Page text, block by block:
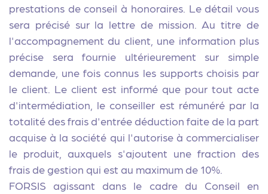
prestations de conseil à honoraires. Le détail vous
sera précisé sur la lettre de mission. Au titre de
l'accompagnement du client, une information plus
précise sera fournie ultérieurement sur simple
demande, une fois connus les supports choisis par
le client. Le client est informé que pour tout acte
d'intermédiation, le conseiller est rémunéré par la
totalité des frais d'entrée déduction faite de la part
acquise à la société qui l'autorise à commercialiser
le produit, auxquels s'ajoutent une fraction des
frais de gestion qui est au maximum de 10%.
FORSIS agissant dans le cadre du Conseil en